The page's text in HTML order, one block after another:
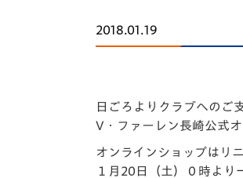
選手プロフィール
マスコット紹介
チームスケジュール
2018.01.19
日ごろよりクラブへのご
V・ファーレン長崎公式
オンラインショップはリ
１月20日（土）０時より